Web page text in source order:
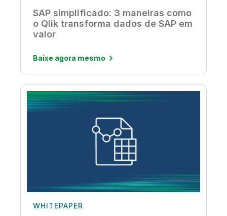
SAP simplificado: 3 maneiras como
o Qlik transforma dados de SAP em
valor
Baixe agora mesmo
WHITEPAPER